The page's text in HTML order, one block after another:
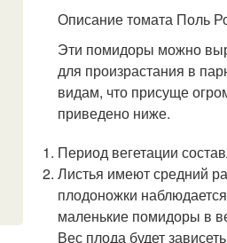
Описание томата Поль
Эти помидоры можно
для произрастания в
видам, что присуще
приведено ниже.
Период вегетации
Листья имеют средний
плодоножки
маленькие помидоры в
Вес плода будет